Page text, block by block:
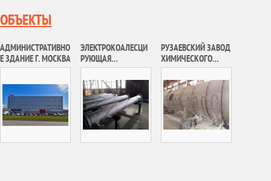
ОБЪЕКТЫ
АДМИНИСТРАТИВНО
Е ЗДАНИЕ Г. МОСКВА
ЭЛЕКТРОКОАЛЕСЦИ
РУЮЩАЯ
УСТАНОВКА
ТАГУЛЬСКОГО
МЕСТОРОЖДЕНИЯ
РУЗАЕВСКИЙ ЗАВОД
ХИМИЧЕСКОГО
МАШИНОСТРОЕНИЯ,
АО «РУЗХИММАШ»